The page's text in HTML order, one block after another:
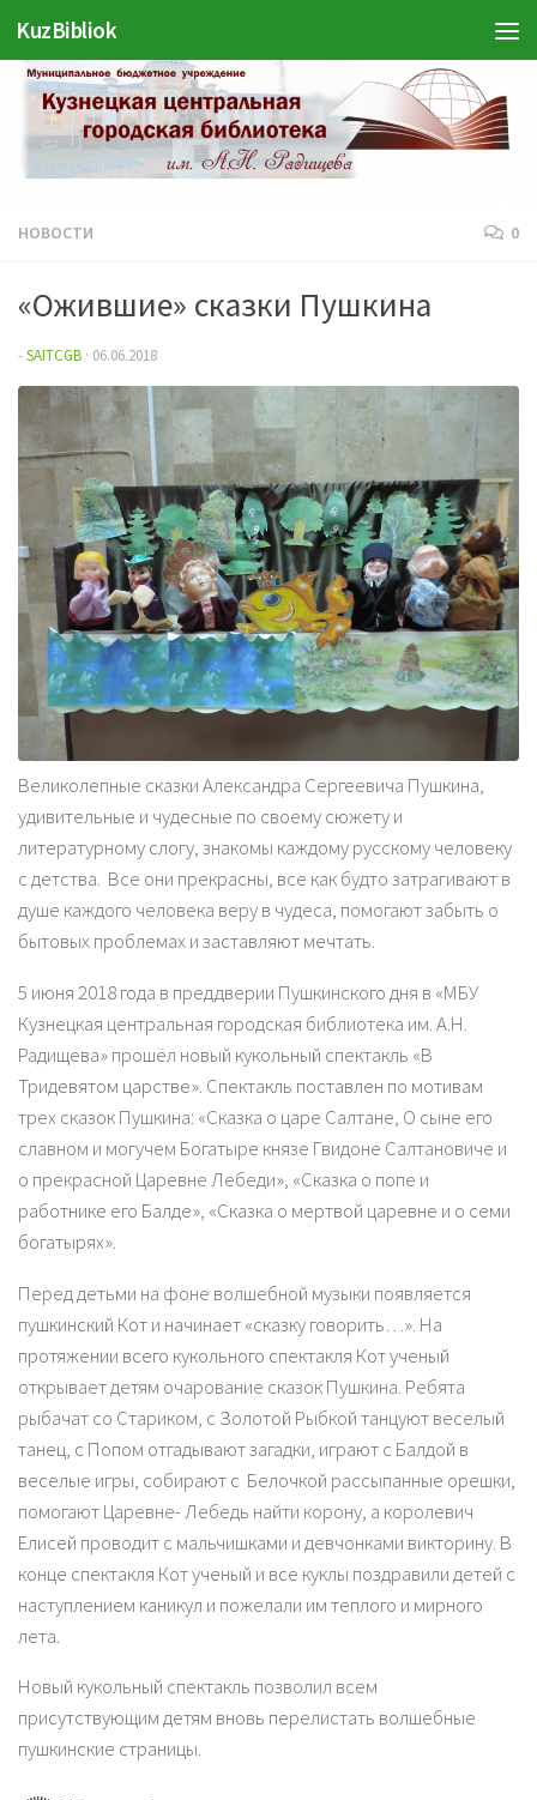
Перейти к содержимому
KuzBibliok
НОВОСТИ 0
«Ожившие» сказки Пушкина
-SAITCGB · 06.06.2018
Великолепные сказки Александра Сергеевича Пушкина,
удивительные и чудесные по своему сюжету и
литературному слогу, знакомы каждому русскому человеку
с детства. Все они прекрасны, все как будто затрагивают в
душе каждого человека веру в чудеса, помогают забыть о
бытовых проблемах и заставляют мечтать.
5 июня 2018 года в преддверии Пушкинского дня в «МБУ
Кузнецкая центральная городская библиотека им. А.Н.
Радищева» прошёл новый кукольный спектакль «В
Тридевятом царстве». Спектакль поставлен по мотивам
трех сказок Пушкина: «Сказка о царе Салтане, О сыне его
славном и могучем Богатыре князе Гвидоне Салтановиче и
о прекрасной Царевне Лебеди», «Сказка о попе и
работнике его Балде», «Сказка о мертвой царевне и о семи
богатырях».
Перед детьми на фоне волшебной музыки появляется
пушкинский Кот и начинает «сказку говорить…». На
протяжении всего кукольного спектакля Кот ученый
открывает детям очарование сказок Пушкина. Ребята
рыбачат со Стариком, с Золотой Рыбкой танцуют веселый
танец, с Попом отгадывают загадки, играют с Балдой в
веселые игры, собирают с Белочкой рассыпанные орешки,
помогают Царевне- Лебедь найти корону, а королевич
Елисей проводит с мальчишками и девчонками викторину. В
конце спектакля Кот ученый и все куклы поздравили детей с
наступлением каникул и пожелали им теплого и мирного
лета.
Новый кукольный спектакль позволил всем
присутствующим детям вновь перелистать волшебные
пушкинские страницы.